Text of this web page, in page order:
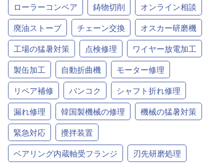
ローラーコンベア
鋳物切削
オンライン相談
廃油ストーブ
チェーン交換
オスカー研磨機
工場の猛暑対策
点検修理
ワイヤー放電加工
製缶加工
自動折曲機
モーター修理
リペア補修
バンコク
シャフト折れ修理
漏れ修理
韓国製機械の修理
機械の猛暑対策
緊急対応
攪拌装置
ベアリング内蔵軸受フランジ
刃先研磨処理